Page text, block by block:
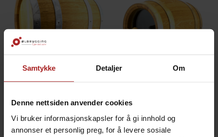
Samtykke Detaljer Om
Denne nettsiden anvender cookies
Vi bruker informasjonskapsler for å gi innhold og
annonser et personlig preg, for å levere sosiale
medium toast
2 390,- 1 790,-